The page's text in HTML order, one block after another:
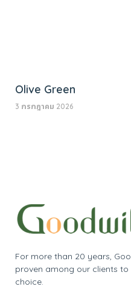
Olive Green
3 กรกฎาคม 2026
For more than 20 years,
proven among our clients
choice.